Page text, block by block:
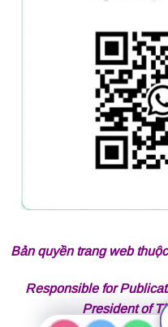
Bản quyền trang web
Responsible for
President of